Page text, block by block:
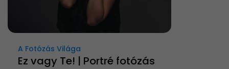
A Fotózás Világa
Ez vagy Te! | Portré fotózás